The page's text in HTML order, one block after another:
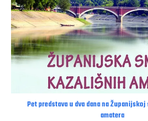
Pet predstava u dva dana na
amatera